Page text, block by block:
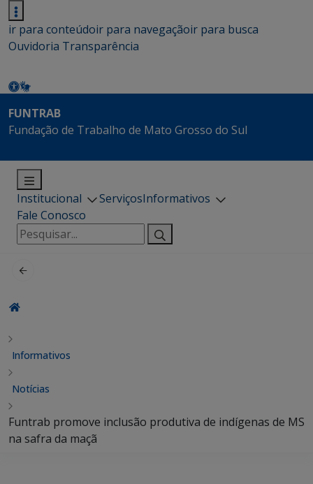
ir para conteúdoir para navegaçãoir para busca
Ouvidoria Transparência
FUNTRAB
Fundação de Trabalho de Mato Grosso do Sul
Institucional ServiçosInformativos
Fale Conosco
Pesquisar
por:
Informativos
Notícias
Funtrab promove inclusão produtiva de indígenas de MS
na safra da maçã